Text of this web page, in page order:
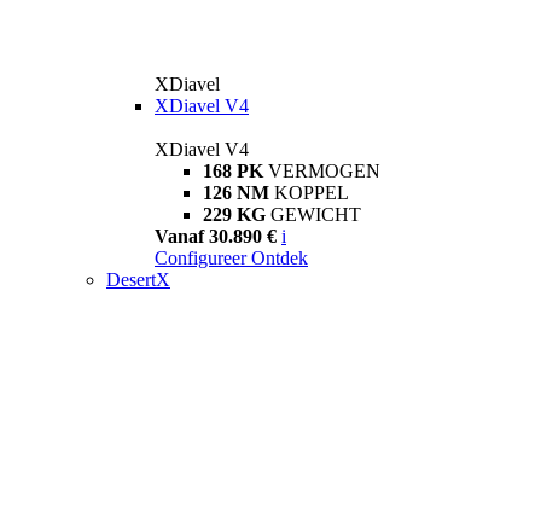
XDiavel
XDiavel V4
XDiavel V4
168 PK VERMOGEN
126 NM KOPPEL
229 KG GEWICHT
Vanaf 30.890 € i
Configureer Ontdek
DesertX